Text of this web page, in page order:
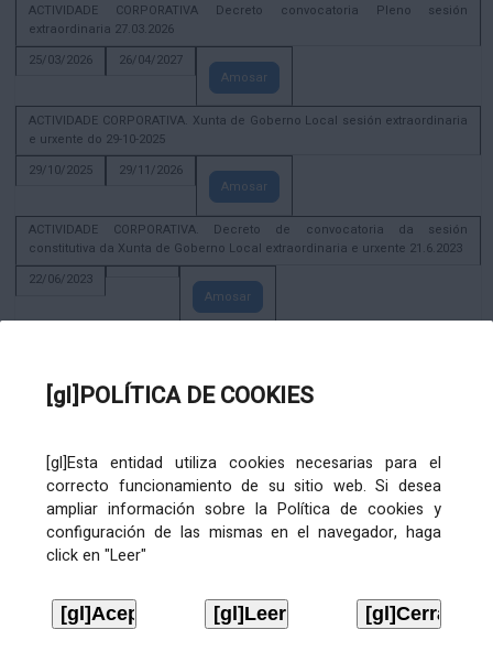
[gl]POLÍTICA DE COOKIES
[gl]Esta entidad utiliza cookies necesarias para el
correcto funcionamiento de su sitio web. Si desea
ampliar información sobre la Política de cookies y
configuración de las mismas en el navegador, haga
click en "Leer"
ACTIVIDADE CORPORATIVA Decreto convocatoria Pleno sesión
extraordinaria 27.03.2026
25/03/2026
26/04/2027
Amosar
ACTIVIDADE CORPORATIVA. Xunta de Goberno Local sesión extraordinaria
e urxente do 29-10-2025
29/10/2025
29/11/2026
Amosar
ACTIVIDADE CORPORATIVA. Decreto de convocatoria da sesión
constitutiva da Xunta de Goberno Local extraordinaria e urxente 21.6.2023
22/06/2023
Amosar
Amosar
28/12/2020
Amosar
ACTIVIDADE CORPORATIVA. Extracto do Pleno ordinario de data 2.7.2020
ACTIVIDADE CORPORATIVA. Extracto da Xunta de Goberno Local de 17 de